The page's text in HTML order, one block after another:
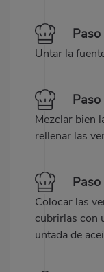
Untar la
Mezclar bien
rellenar las
Colocar las
cubrirlas con
untada de